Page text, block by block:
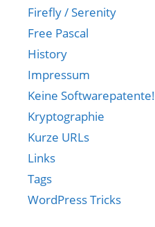
Firefly / Serenity
Free Pascal
History
Impressum
Keine Softwarepatente!
Kryptographie
Kurze URLs
Links
Tags
WordPress Tricks